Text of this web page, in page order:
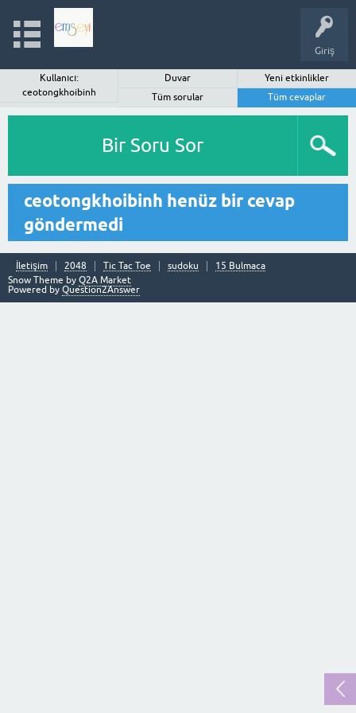
Giriş
Kullanıcı:
ceotongkhoibinh
Duvar
Yeni etkinlikler
Tüm sorular
Tüm cevaplar
Bir Soru Sor
ceotongkhoibinh henüz bir cevap
göndermedi
İletişim 2048 Tic Tac Toe sudoku
15 Bulmaca
Snow Theme by Q2A Market
Powered by Question2Answer